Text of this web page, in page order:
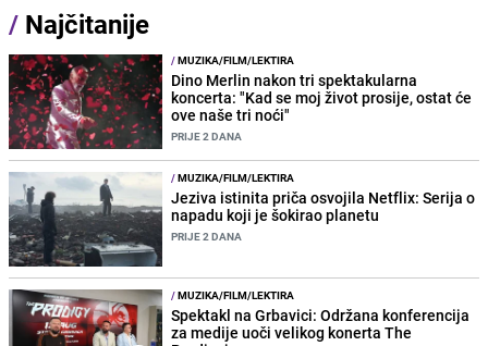
/ Najčitanije
/MUZIKA/FILM/LEKTIRA
Dino Merlin nakon tri spektakularna
koncerta: "Kad se moj život prosije, ostat će
ove naše tri noći"
PRIJE 2 DANA
/MUZIKA/FILM/LEKTIRA
Jeziva istinita priča osvojila Netflix: Serija o
napadu koji je šokirao planetu
PRIJE 2 DANA
/MUZIKA/FILM/LEKTIRA
Spektakl na Grbavici: Održana konferencija
za medije uoči velikog konerta The